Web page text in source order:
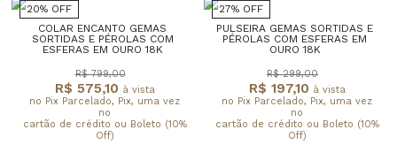
20% OFF
COLAR ENCANTO GEMAS
SORTIDAS E PÉROLAS COM
ESFERAS EM OURO 18K
R$ 575,10 à vista
no Pix Parcelado, Pix, uma vez
no
cartão de crédito ou Boleto (10%
Off)
R$ 799,00
27% OFF
PULSEIRA GEMAS SORTIDAS E
PÉROLAS COM ESFERAS EM
OURO 18K
R$ 197,10 à vista
no Pix Parcelado, Pix, uma vez
no
cartão de crédito ou Boleto (10%
Off)
R$ 299,00